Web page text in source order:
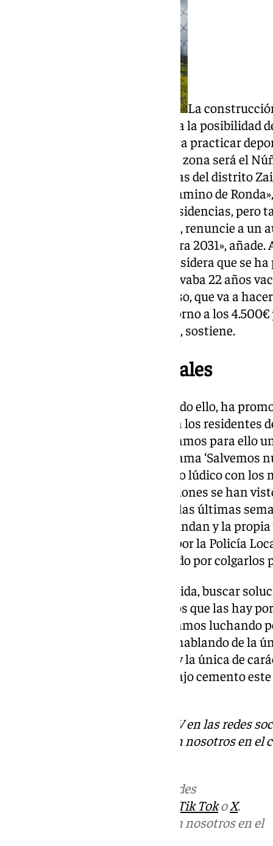
La
equipamiento deportivo cancela la posibilidad
previsto, albergue un centro para practicar
más próximo a los vecinos de la zona será el
complejo de estas características del distrito
frente a los cinco que tiene el Camino de
final aquí acaben viviendas o residencias, pero
la Capitalidad Cultural Europea, renuncie a
la presentación de la candidatura 2031», añade.
«pelotazo inmobiliario» que considera que se
injusticia». «Una parcela que llevaba 22 años
antes de hacerle el cambio de uso, que va a
cuadrado cuando estamos en torno a los
especulado con nuestro dinero», sostiene.
Movilizaciones vecinales
La asociación de vecinos, por todo ello, ha
movilizaciones que congregan a los residentes
por eso, nos plantamos. Planteamos para ello
iniciado una campaña que se llama ‘Salvemos
presidente. Ya realizarse un acto lúdico con los
protagonistas, si bien otras acciones se han
condiciones meteorológicas de las últimas
ubicados en los bloques que colindan y la
Algunos ya no están, retirados por la Policía
desaparecieran todos han optado por colgarlos
«Queremos, desde la mano tendida, buscar
instituciones a hacerlo. Creemos que las hay
Antonio Jesús Castillo. «No estamos luchando
generaciones, porque estamos hablando de la
disponible en el distrito Zaidín y la única de
capital. No podemos enterrar bajo cemento
Descubre más noticias de 101TV en las redes
Puedes ponerte en contacto con nosotros en el
en las redes
Tik TokoX.
Puedes ponerte en contacto con nosotros en el